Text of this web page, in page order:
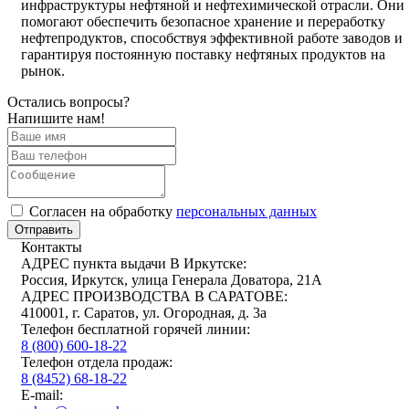
инфраструктуры нефтяной и нефтехимической отрасли. Они
помогают обеспечить безопасное хранение и переработку
нефтепродуктов, способствуя эффективной работе заводов и
гарантируя постоянную поставку нефтяных продуктов на
рынок.
Остались вопросы?
Напишите нам!
Cогласен на обработку персональных данных
Отправить
Контакты
АДРЕС пункта выдачи В Иркутске:
Россия, Иркутск, улица Генерала Доватора, 21А
АДРЕС ПРОИЗВОДСТВА В САРАТОВЕ:
410001, г. Саратов, ул. Огородная, д. 3а
Телефон бесплатной горячей линии:
8 (800) 600-18-22
Телефон отдела продаж:
8 (8452) 68-18-22
E-mail: